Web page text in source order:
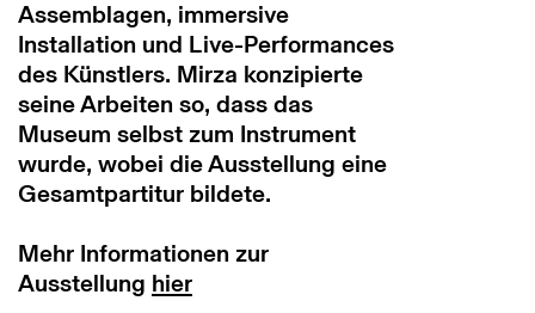
Assemblagen, immersive
Installation und Live-Performances
des Künstlers. Mirza konzipierte
seine Arbeiten so, dass das
Museum selbst zum Instrument
wurde, wobei die Ausstellung eine
Gesamtpartitur bildete.
Mehr Informationen zur
Ausstellung hier